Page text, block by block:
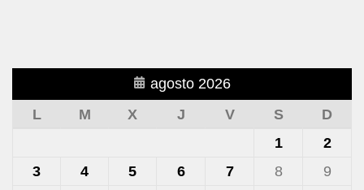
agosto 2026
L
M X J V S
D
1
2
3
4 5 6 7 8
9